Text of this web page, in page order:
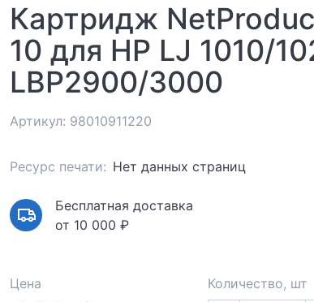
Картридж
10 для HP LJ 1010/
LBP2900/3000
Артикул: 98010911220
Ресурс печати: Нет данных страниц
Бесплатная доставка
от 10 000 ₽
Цена Количество, шт